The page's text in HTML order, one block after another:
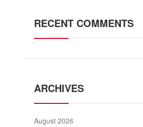
RECENT COMMENTS
ARCHIVES
August 2026